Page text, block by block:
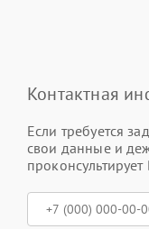
Контактная
Если требуется
свои данные и
проконсультирует